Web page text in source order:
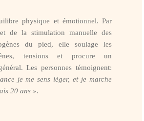
physique et émotionnel. Par
de la stimulation manuelle des
du pied, elle soulage les
tensions et procure un
Les personnes témoignent:
je me sens léger, et je marche
20 ans ».